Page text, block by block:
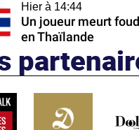
Hier à 14:44
Un joueur meurt
en Thaïlande